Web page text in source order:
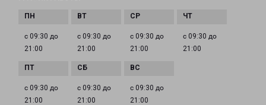
с 09:30 до
21:00
с 09:30 до
21:00
с 09:30 до
21:00
с 09:30 до
21:00
с 09:30 до
21:00
с 09:30 до
21:00
с 09:30 до
21:00